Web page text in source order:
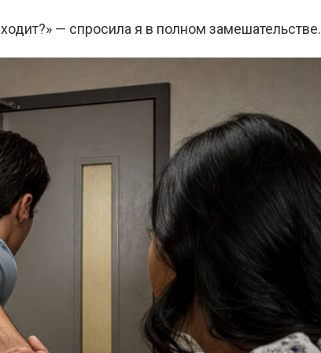
— спросила я в полном замешательстве.